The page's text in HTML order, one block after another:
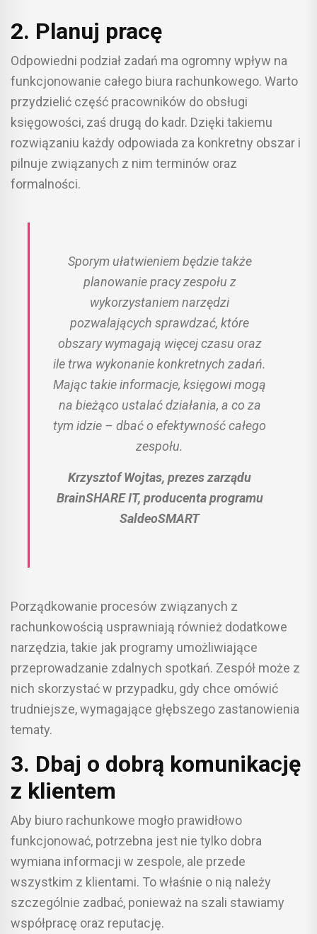
2. Planuj pracę
Odpowiedni podział zadań ma ogromny wpływ na
funkcjonowanie całego biura rachunkowego. Warto
przydzielić część pracowników do obsługi
księgowości, zaś drugą do kadr. Dzięki takiemu
rozwiązaniu każdy odpowiada za konkretny obszar i
pilnuje związanych z nim terminów oraz
formalności.
Sporym ułatwieniem będzie także
planowanie pracy zespołu z
wykorzystaniem narzędzi
pozwalających sprawdzać, które
obszary wymagają więcej czasu oraz
ile trwa wykonanie konkretnych zadań.
Mając takie informacje, księgowi mogą
na bieżąco ustalać działania, a co za
tym idzie – dbać o efektywność całego
zespołu.
Krzysztof Wojtas, prezes zarządu
BrainSHARE IT, producenta programu
SaldeoSMART
Porządkowanie procesów związanych z
rachunkowością usprawniają również dodatkowe
narzędzia, takie jak programy umożliwiające
przeprowadzanie zdalnych spotkań. Zespół może z
nich skorzystać w przypadku, gdy chce omówić
trudniejsze, wymagające głębszego zastanowienia
tematy.
3. Dbaj o dobrą komunikację
z klientem
Aby biuro rachunkowe mogło prawidłowo
funkcjonować, potrzebna jest nie tylko dobra
wymiana informacji w zespole, ale przede
wszystkim z klientami. To właśnie o nią należy
szczególnie zadbać, ponieważ na szali stawiamy
współpracę oraz reputację.